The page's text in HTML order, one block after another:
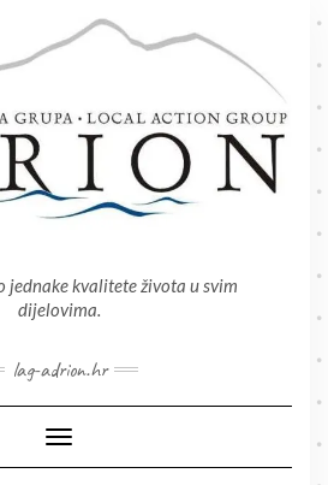
jednake kvalitete života u svim
dijelovima.
lag-adrion.hr
Toggle Navigation